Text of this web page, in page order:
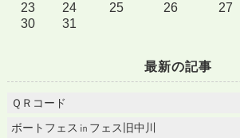
23
24 25 26 27
30
31
最新の記事
ＱＲコード
ボートフェス㏌フェス旧中川